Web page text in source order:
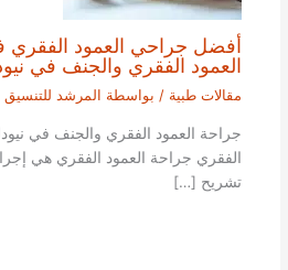
أفضل جراحي العمود
العمود الفقري والجنف في
مقالات طبية / بواسطة المرشد
جراحة العمود الفقري والجنف في
الفقري جراحة العمود الفقري هي
تشريح […]